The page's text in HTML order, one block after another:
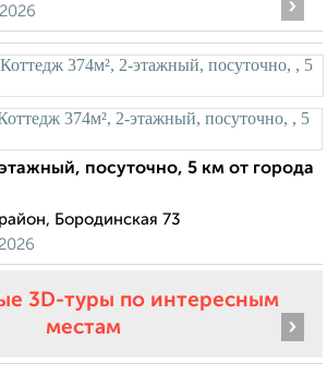
›
посуточно, 5 км от города
Бородинская 73
3D-туры по интересным
местам
›